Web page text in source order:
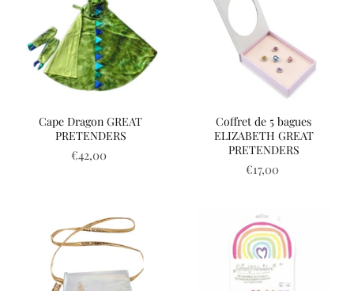
Cape Dragon GREAT
PRETENDERS
€42,00
Coffret de 5 bagues
ELIZABETH GREAT
PRETENDERS
€17,00